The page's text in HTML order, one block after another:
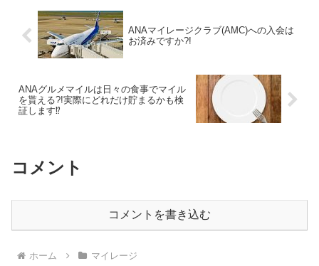
ANAマイレージクラブ(AMC)への入会は
お済みですか?!
ANAグルメマイルは日々の食事でマイル
を貰える?!実際にどれだけ貯まるかも検
証します⁉
コメント
コメントを書き込む
ホーム マイレージ